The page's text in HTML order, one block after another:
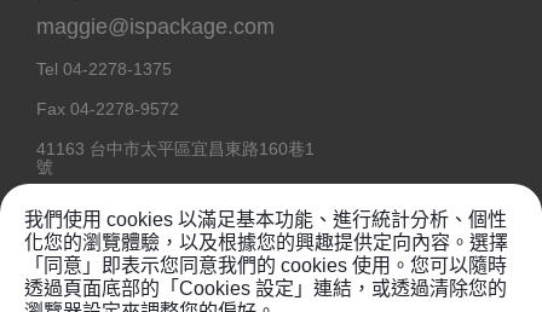
maggie@ispackage.com
Tel 04-2278-1375
Fax 04-2278-9572
41163 台中市太平區宜昌東路160巷1
號
Copyright @ 2020鉦維塑膠工業有限公司
我們使用 cookies 以滿足基本功能、進行統計分析、個性
化您的瀏覽體驗，以及根據您的興趣提供定向內容。選擇
「同意」即表示您同意我們的 cookies 使用。您可以隨時
透過頁面底部的「Cookies 設定」連結，或透過清除您的